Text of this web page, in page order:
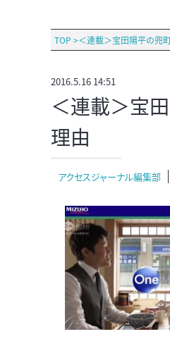
TOP >＜連載＞宝田陽平の兜
2016.5.16 14:51
＜連載＞宝田
理由
アクセスジャーナル編集部